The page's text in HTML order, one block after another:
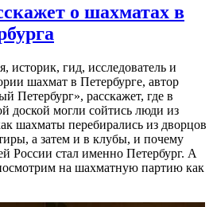
о шахматах в
историк, гид, исследователь и
шахмат в Петербурге, автор
Петербург», расскажет, где в
доской могли сойтись люди из
шахматы перебирались из дворцов
а затем и в клубы, и почему
России стал именно Петербург. А
на шахматную партию как